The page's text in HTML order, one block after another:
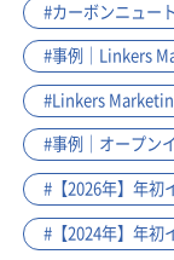
#カーボンニュー
#事例｜Linkers
#Linkers
#事例｜オープン
#【2026年】年初
#【2024年】年初